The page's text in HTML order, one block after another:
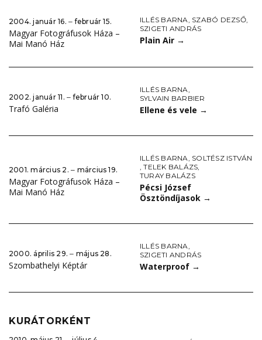
2004. január 16. ‒ február 15.
Magyar Fotográfusok Háza –
Mai Manó Ház
ILLÉS BARNA SZABÓ DEZSŐ,
SZIGETI ANDRÁS
Plain Air →
2002. január 11. ‒ február 10.
Trafó Galéria
ILLÉS BARNA,
SYLVAIN BARBIER
Ellene és vele →
2001. március 2. ‒ március 19.
Magyar Fotográfusok Háza –
Mai Manó Ház
ILLÉS BARNA, SOLTÉSZ ISTVÁN
,TELEK BALÁZS,
TURAY BALÁZS
Pécsi József
Ösztöndíjasok →
2000. április 29. ‒ május 28.
Szombathelyi Képtár
ILLÉS BARNA,
SZIGETI ANDRÁS
Waterproof →
KURÁTORKÉNT